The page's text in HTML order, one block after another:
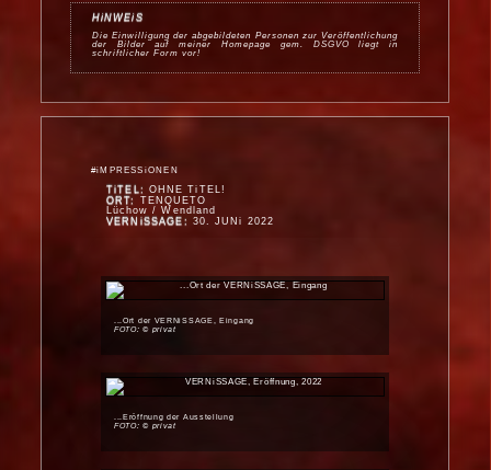
HiNWEiS
Die Einwilligung der abgebildeten Personen zur Veröffentlichung
der Bilder auf meiner Homepage gem. DSGVO liegt in
schriftlicher Form vor!
#iMPRESSiONEN
TiTEL: OHNE TiTEL!
ORT:
TENQUETO
Lüchow / Wendland
VERNiSSAGE: 30. JUNi 2022
...Ort der VERNiSSAGE, Eingang
FOTO: © privat
...Eröffnung der Ausstellung
FOTO: © privat